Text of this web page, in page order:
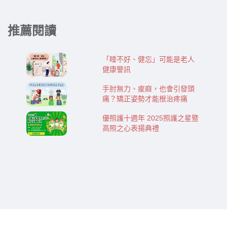
推薦閱讀
「睡不好、健忘」可能是老人
健康警訊
手肘無力、痠麻，也會引發頭
痛？矯正姿勢才能根治疼痛
優照護十週年 2025照護之星暨
高照之心表揚典禮